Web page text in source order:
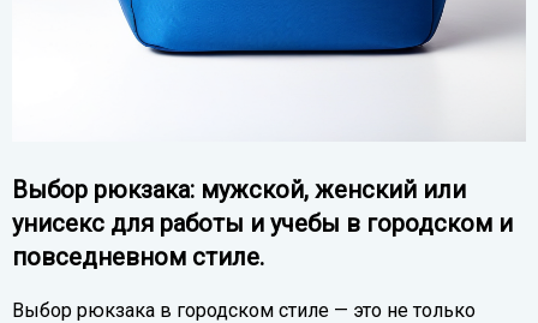
Выбор рюкзака: мужской, женский или
унисекс для работы и учебы в городском и
повседневном стиле.
Выбор рюкзака в городском стиле — это не только